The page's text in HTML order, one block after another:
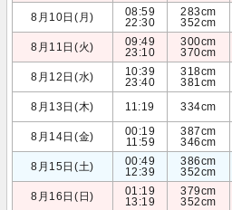
8月10日(月)
08:59
22:30
283cm
352cm
8月11日(火)
09:49
23:10
300cm
370cm
8月12日(水)
10:39
23:40
318cm
381cm
8月13日(木) 11:19 334cm
8月14日(金)
00:19
11:59
387cm
346cm
8月15日(土)
00:49
12:39
386cm
352cm
8月16日(日)
01:19
13:19
379cm
352cm